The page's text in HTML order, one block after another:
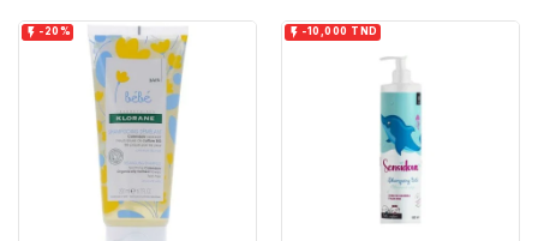
 -20%  -10,000 TND